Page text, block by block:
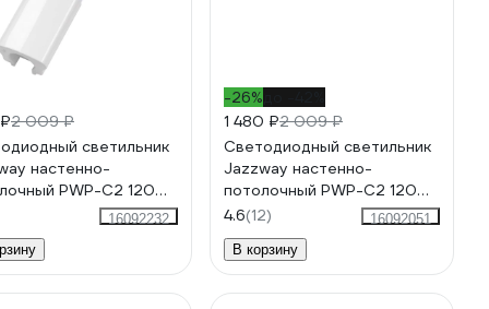
2 009 ₽
светильник
настенно-
PWP-С2 1200
4000К IP65 3800лм
5016576
16092232
-26%
1 480 ₽2 009 ₽
Светодиодный светильник
Jazzway настенно-
потолочный PWP-С2 1200
40Вт 6500К IP65 3800Лм
ДСП COMPACT 5016590
4.6(12)
16092051
В корзину